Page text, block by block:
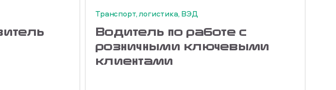
Транспорт, логистика, ВЭД
Водитель по работе с
розничными ключевыми
клиентами